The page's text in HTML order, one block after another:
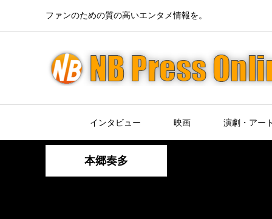
ファンのための質の高いエンタメ情報を。
インタビュー 映画 演劇・アー
本郷奏多